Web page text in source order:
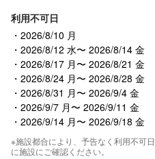
利用不可日
2026/8/10 月
2026/8/12 水〜 2026/8/14 金
2026/8/17 月〜 2026/8/21 金
2026/8/24 月〜 2026/8/28 金
2026/8/31 月〜 2026/9/4 金
2026/9/7 月〜 2026/9/11 金
2026/9/14 月〜 2026/9/18 金
※施設都合により、予告なく利用不可
に施設にご確認ください。